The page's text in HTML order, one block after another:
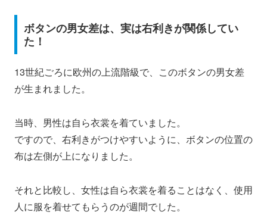
ボタンの男女差は、実は右利きが関係してい
た！
13世紀ごろに欧州の上流階級で、このボタンの男女差
が生まれました。
当時、男性は自ら衣裳を着ていました。
ですので、右利きがつけやすいように、ボタンの位置の
布は左側が上になりました。
それと比較し、女性は自ら衣裳を着ることはなく、使用
人に服を着せてもらうのが週間でした。